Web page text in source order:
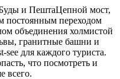
Цепной мост,
постоянным переходом
объединения холмистой
гранитные башни и
для каждого туриста.
что посмотреть и
всего.